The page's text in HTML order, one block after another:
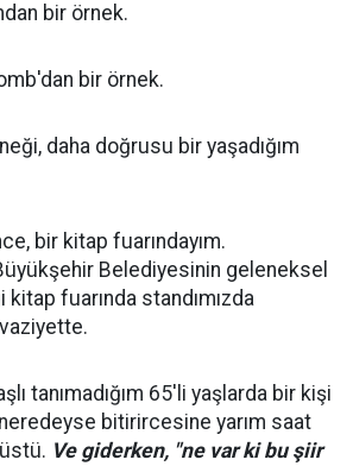
bir örnek.
bir örnek.
daha doğrusu bir yaşadığım
bir kitap fuarındayım.
Belediyesinin geleneksel
fuarında standımızda
tanımadığım 65'li yaşlarda bir kişi
bitirircesine yarım saat
Ve giderken, "ne var ki bu şiir